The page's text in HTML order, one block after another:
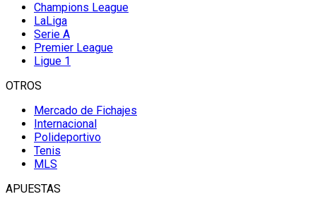
Champions League
LaLiga
Serie A
Premier League
Ligue 1
OTROS
Mercado de Fichajes
Internacional
Polideportivo
Tenis
MLS
APUESTAS